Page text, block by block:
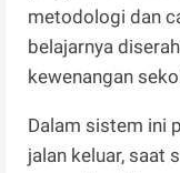
metodologi dan
belajarnya
kewenangan
Dalam sistem ini
jalan keluar, saat